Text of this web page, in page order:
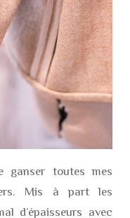
ganser toutes mes
Mis à part les
d’épaisseurs avec